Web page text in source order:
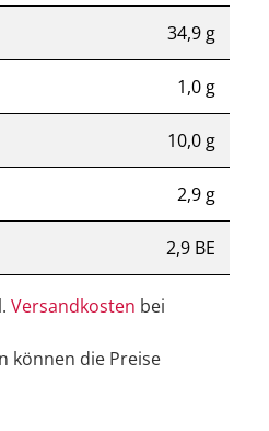
34,9 g
1,0 g
10,0 g
2,9 g
2,9 BE
Versandkosten bei
können die Preise